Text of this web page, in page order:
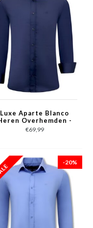
Luxe Aparte Blanco
Overhemden -
Slim Fit - 3081- Navy
€69,99
-20%